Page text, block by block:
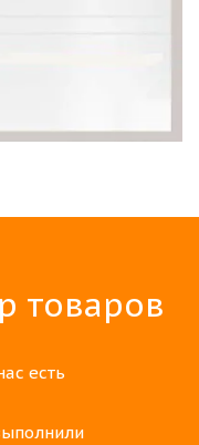
товаров
есть